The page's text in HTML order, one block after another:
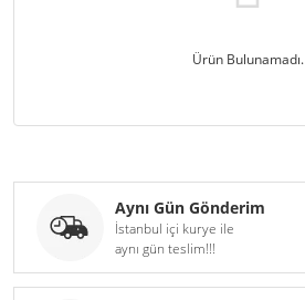
Ürün Bulunamadı.
Aynı Gün Gönderim
İstanbul içi kurye ile
aynı gün teslim!!!